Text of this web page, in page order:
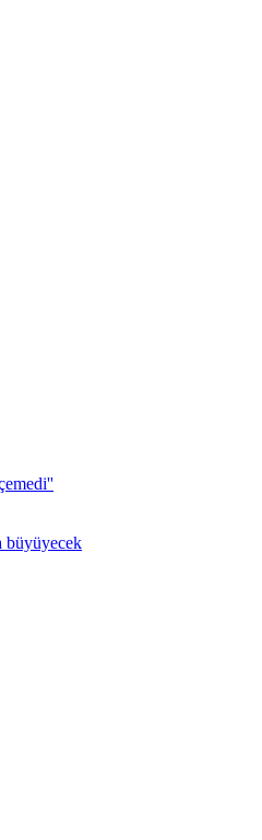
büyüyecek